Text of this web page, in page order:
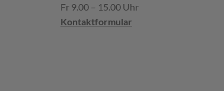
Fr 9.00 – 15.00 Uhr
Kontaktformular